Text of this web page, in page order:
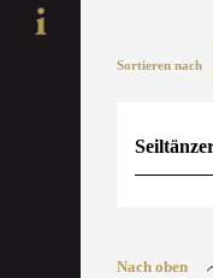
Sortieren nach
Nach oben